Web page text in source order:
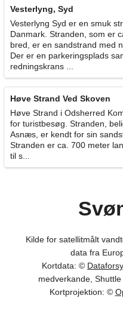
Vesterlyng, Syd
Vesterlyng Syd er en smuk
Danmark. Stranden, som er
bred, er en sandstrand med
Der er en parkeringsplads
redningskrans ...
Høve Strand Ved Skoven
Høve Strand i Odsherred
for turistbesøg. Stranden,
Asnæs, er kendt for sin
Stranden er ca. 700 meter
til s...
Kilde for satellitmålt
data fra
Kortdata: ©
medverkande,
Kortprojektion: ©